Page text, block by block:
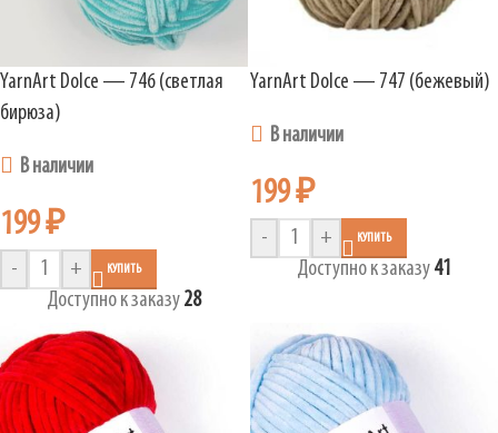
YarnArt Dolce — 746 (светлая
бирюза)
В наличии
199₽
- + КУПИТЬ
Доступно к заказу 28
YarnArt Dolce — 747 (бежевый)
В наличии
199₽
- + КУПИТЬ
Доступно к заказу 41